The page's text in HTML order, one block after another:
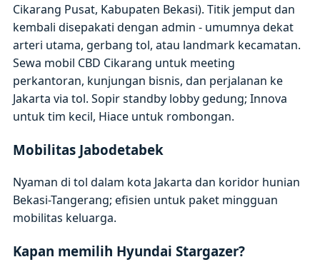
Cikarang Pusat, Kabupaten Bekasi). Titik jemput dan
kembali disepakati dengan admin - umumnya dekat
arteri utama, gerbang tol, atau landmark kecamatan.
Sewa mobil CBD Cikarang untuk meeting
perkantoran, kunjungan bisnis, dan perjalanan ke
Jakarta via tol. Sopir standby lobby gedung; Innova
untuk tim kecil, Hiace untuk rombongan.
Mobilitas Jabodetabek
Nyaman di tol dalam kota Jakarta dan koridor hunian
Bekasi-Tangerang; efisien untuk paket mingguan
mobilitas keluarga.
Kapan memilih Hyundai Stargazer?